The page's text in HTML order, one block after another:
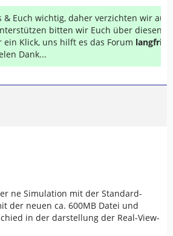
& Euch wichtig, daher verzichten wir auf
bitten wir Euch über diesen
ein Klick, uns hilft es das Forum
Dank...
ne Simulation mit der Standard-
der neuen ca. 600MB Datei und
in der darstellung der Real-View-